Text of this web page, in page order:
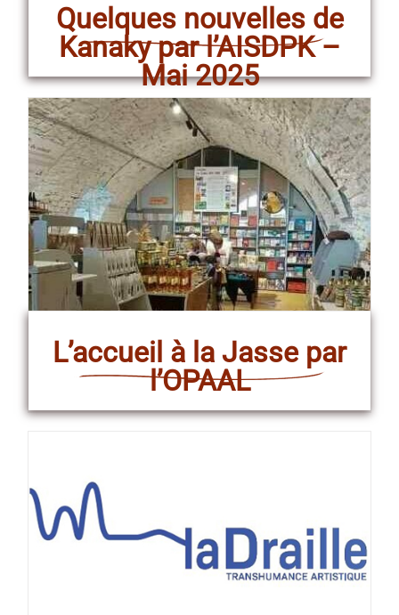
Quelques nouvelles de
Kanaky par l’AISDPK –
Mai 2025
L’accueil à la Jasse par
l’OPAAL